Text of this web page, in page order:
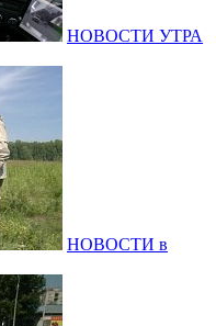
НОВОСТИ УТРА
НОВОСТИ в